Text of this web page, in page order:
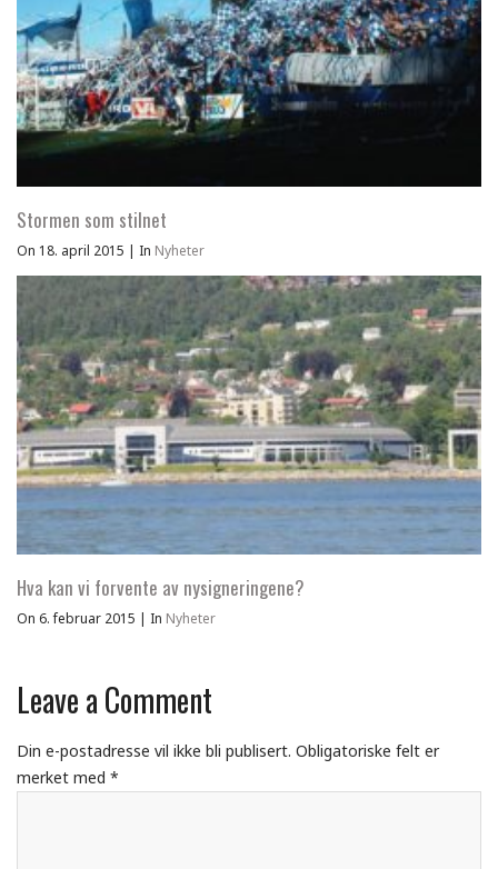
Stormen som stilnet
On 18. april 2015 | In Nyheter
Hva kan vi forvente av nysigneringene?
On 6. februar 2015 | In Nyheter
Leave a Comment
Din e-postadresse vil ikke bli publisert. Obligatoriske felt er
merket med *